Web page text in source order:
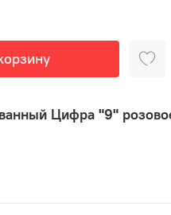
Цифра "9"